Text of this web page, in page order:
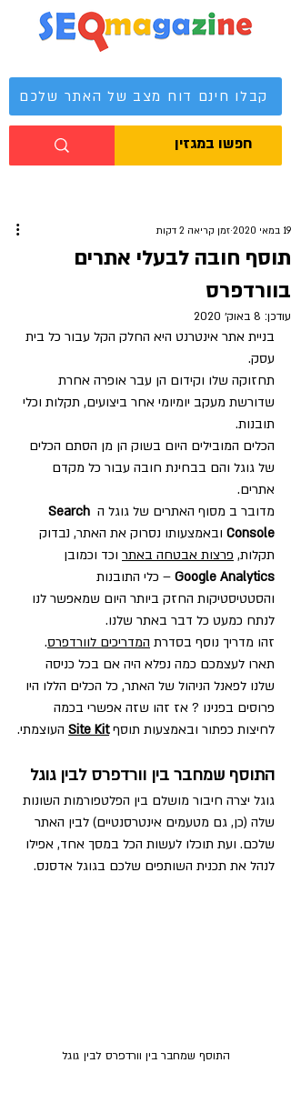
מגזין קידום אתרים
קבלו חינם דוח מצב של האתר שלכם
תוסף חובה לבעלי אתרים
בוורדפרס
19 במאי 2020 זמן קריאה 2 דקות
עודכן: 8 באוק׳ 2020
בניית אתר אינטרנט היא החלק הקל עבור כל בית
עסק.
תחזוקה שלו וקידום הן עבר אופרה אחרת
שדורשת מעקב יומיומי אחר ביצועים, תקלות וכלי
תובנות.
הכלים המובילים היום בשוק הן מן הסתם הכלים
של גוגל והם בבחינת חובה עבור כל מקדם
אתרים.
מדובר ב מסוף האתרים של גוגל ה Search
Console ובאמצעותו נסרוק את האתר, נבדוק
תקלות, פרצות אבטחה באתר וכד וכמובן
Google Analytics – כלי התובנות
והסטטיסטיקות החזק ביותר היום שמאפשר לנו
לנתח כמעט כל דבר באתר שלנו.
זהו מדריך נוסף בסדרת המדריכים לוורדפרס.
תארו לעצמכם כמה נפלא היה אם בכל כניסה
שלנו לפאנל הניהול של האתר, כל הכלים הללו היו
פרוסים בפנינו ? אז זהו שזה אפשרי בכמה
לחיצות כפתור ובאמצעות תוסף Site Kit העוצמתי.
התוסף שמחבר בין וורדפרס לבין גוגל
גוגל יצרה חיבור מושלם בין הפלטפורמות השונות
שלה (כן, גם מטעמים אינטרסנטיים) לבין האתר
שלכם. ועת תוכלו לעשות הכל במסך אחד, אפילו
לנהל את תכנית השותפים שלכם בגוגל אדסנס.
התוסף שמחבר בין וורדפרס לבין גוגל